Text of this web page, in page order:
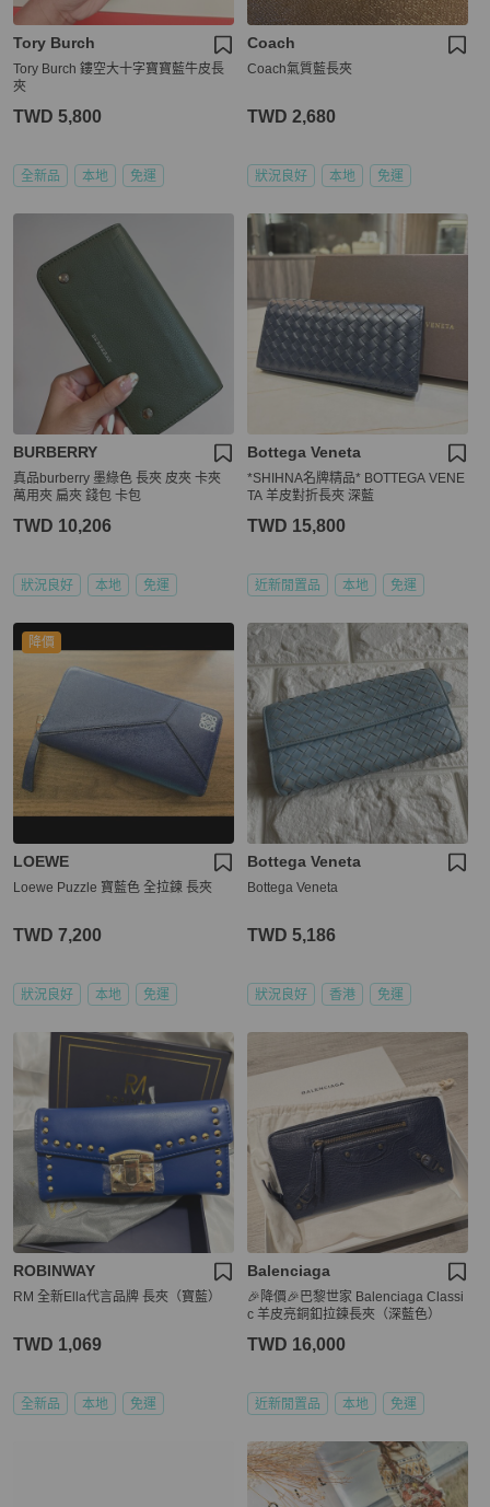
Tory Burch
Tory Burch 鏤空大十字寶寶藍牛皮長
夾
TWD 5,800
全新品 本地 免運
Coach
Coach氣質藍長夾
TWD 2,680
狀況良好 本地 免運
BURBERRY
真品burberry 墨綠色 長夾 皮夾 卡夾
萬用夾 扁夾 錢包 卡包
TWD 10,206
狀況良好 本地 免運
Bottega Veneta
*SHIHNA名牌精品* BOTTEGA VENE
TA 羊皮對折長夾 深藍
TWD 15,800
近新閒置品 本地 免運
降價
LOEWE
Loewe Puzzle 寶藍色 全拉鍊 長夾
TWD 7,200
狀況良好 本地 免運
Bottega Veneta
Bottega Veneta
TWD 5,186
狀況良好 香港 免運
ROBINWAY
RM 全新Ella代言品牌 長夾（寶藍）
TWD 1,069
全新品 本地 免運
Balenciaga
🎉降價🎉巴黎世家 Balenciaga Classi
c 羊皮亮銅釦拉鍊長夾（深藍色）
TWD 16,000
近新閒置品 本地 免運